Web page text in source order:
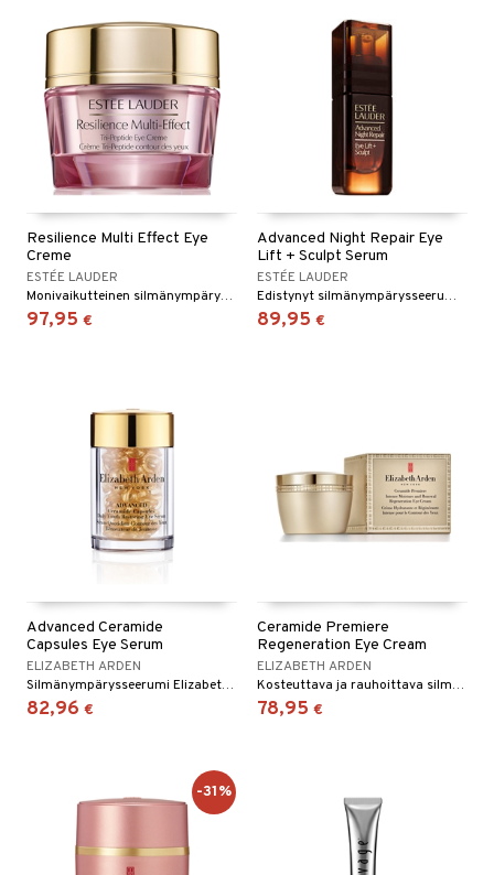
Resilience Multi Effect Eye
Creme
ESTÉE LAUDER
Monivaikutteinen silmänympärysvoide kiinteämmälle iholle ja vähentämään silmäpusseja, Estée Lauderilta.
97,95 €
Advanced Night Repair Eye
Lift + Sculpt Serum
ESTÉE LAUDER
Edistynyt silmänympärysseerumi sekä staattisia että dynaamisia juonteita vastaan Estée Lauderilta.
89,95 €
Advanced Ceramide
Capsules Eye Serum
ELIZABETH ARDEN
Silmänympärysseerumi Elizabeth Ardenilta
82,96 €
Ceramide Premiere
Regeneration Eye Cream
ELIZABETH ARDEN
Kosteuttava ja rauhoittava silmänympärysvoide, joka vähentää turvotusta ja tummia silmänalusia. Elisabeth Ardenilta
78,95 €
-31%